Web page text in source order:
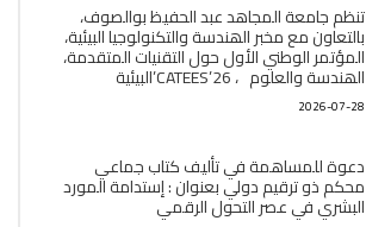
تنظم جامعة المجاهد عبد الحفيظ بوالصوف،
بالتعاون مع مخبر الھندسة والتكنولوجيا البیئیة،
المؤتمر الوطني الأول حول التقنيات المتقدمة،
الھندسة والعلوم ، CATEES’26’البیئية
2026-07-28
دعوة للمساهمة في تأليف كتاب جماعي
محكم ذو ترقيم دولي بعنوان : إستدامة المورد
البشري في عصر التحول الرقمي